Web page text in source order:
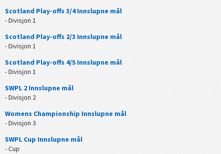
Scotland Play-offs 3/4 Innslupne mål
- Divisjon 1
Scotland Play-offs 2/3 Innslupne mål
- Divisjon 1
Scotland Play-offs 4/5 Innslupne mål
- Divisjon 1
SWPL 2 Innslupne mål
- Divisjon 2
Womens Championship Innslupne mål
- Divisjon 3
SWPL Cup Innslupne mål
- Cup